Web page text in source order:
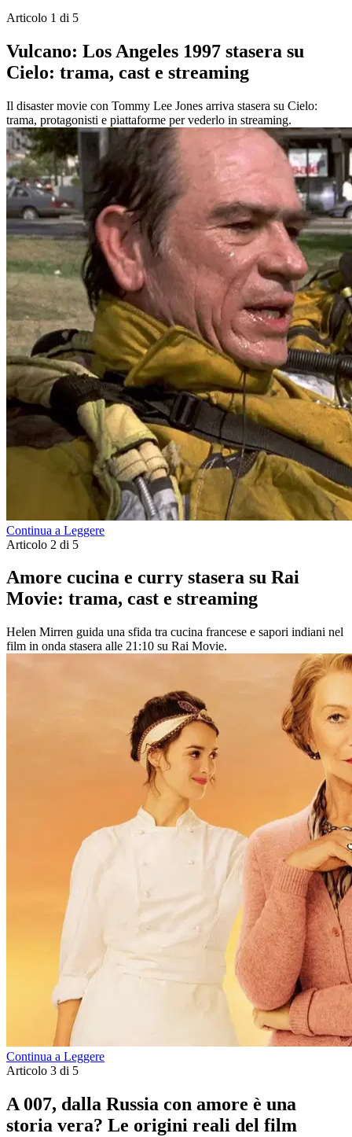
Articolo 1 di 5
Vulcano: Los Angeles 1997 stasera su
Cielo: trama, cast e streaming
Il disaster movie con Tommy Lee Jones arriva stasera su Cielo:
trama, protagonisti e piattaforme per vederlo in streaming.
Continua a Leggere
Articolo 2 di 5
Amore cucina e curry stasera su Rai
Movie: trama, cast e streaming
Helen Mirren guida una sfida tra cucina francese e sapori indiani nel
film in onda stasera alle 21:10 su Rai Movie.
Continua a Leggere
Articolo 3 di 5
A 007, dalla Russia con amore è una
storia vera? Le origini reali del film